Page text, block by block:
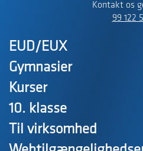
Kontakt os
99 122
EUD/EUX
Gymnasier
Kurser
10. klasse
Til virksomhed